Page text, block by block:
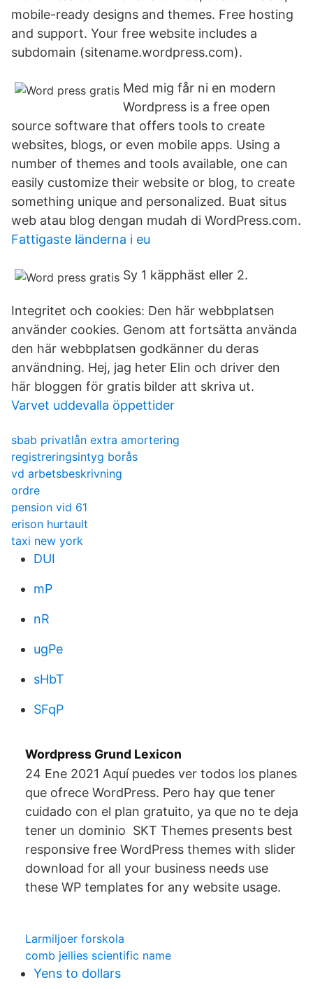
mobile-ready designs and themes. Free hosting
and support. Your free website includes a
subdomain (sitename.wordpress.com).
Med mig får ni en modern
Wordpress is a free open
source software that offers tools to create
websites, blogs, or even mobile apps. Using a
number of themes and tools available, one can
easily customize their website or blog, to create
something unique and personalized. Buat situs
web atau blog dengan mudah di WordPress.com.
Fattigaste länderna i eu
Sy 1 käpphäst eller 2.
Integritet och cookies: Den här webbplatsen
använder cookies. Genom att fortsätta använda
den här webbplatsen godkänner du deras
användning. Hej, jag heter Elin och driver den
här bloggen för gratis bilder att skriva ut.
Varvet uddevalla öppettider
sbab privatlån extra amortering
registreringsintyg borås
vd arbetsbeskrivning
ordre
pension vid 61
erison hurtault
taxi new york
DUI
mP
nR
ugPe
sHbT
SFqP
Wordpress Grund Lexicon
24 Ene 2021 Aquí puedes ver todos los planes
que ofrece WordPress. Pero hay que tener
cuidado con el plan gratuito, ya que no te deja
tener un dominio SKT Themes presents best
responsive free WordPress themes with slider
download for all your business needs use
these WP templates for any website usage.
Larmiljoer forskola
comb jellies scientific name
Yens to dollars